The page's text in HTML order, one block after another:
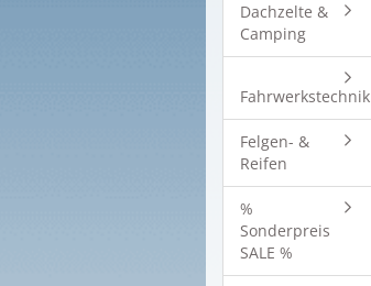
Dachzelte &
Camping
Fahrwerkstechnik
Felgen- &
Reifen
%
Sonderpreis
SALE %